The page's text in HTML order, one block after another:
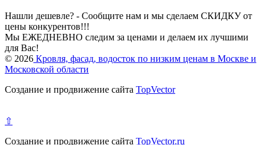
Нашли дешевле? - Сообщите нам и мы сделаем СКИДКУ от
цены конкурентов!!!
Мы ЕЖЕДНЕВНО следим за ценами и делаем их лучшими
для Вас!
© 2026 Кровля, фасад, водосток по низким ценам в Москве и
Московской области
Создание и продвижение сайта TopVector
⇧
Создание и продвижение сайта TopVector.ru